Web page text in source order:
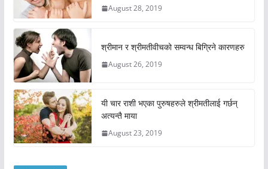
August 28, 2019
श्रीमान र श्रीमतीवीचको सम्वन्ध बिग्रिने कारणहरु
August 26, 2019
यी चार राशी भएका पुरुषहरुले श्रीमतीलाई गर्छन्
अत्यन्तै माया
August 23, 2019